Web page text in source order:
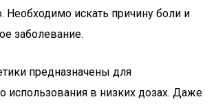
Необходимо искать причину боли и
заболевание.
предназначены для
использования в низких дозах. Даже